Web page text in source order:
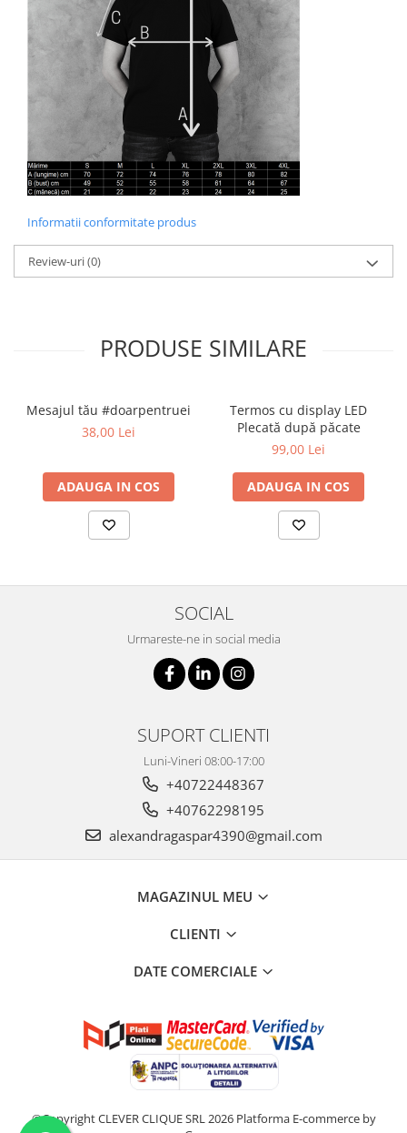
Informatii conformitate produs
Review-uri(0)
PRODUSE SIMILARE
Mesajul tău #doarpentruei
38,00 Lei
ADAUGA IN COS
Termos cu display LED
Plecată după păcate
99,00 Lei
ADAUGA IN COS
SOCIAL
Urmareste-ne in social media
SUPORT CLIENTI
Luni-Vineri 08:00-17:00
+40722448367
+40762298195
alexandragaspar4390@gmail.com
MAGAZINUL MEU
CLIENTI
DATE COMERCIALE
©Copyright CLEVER CLIQUE SRL 2026 Platforma E-commerce by